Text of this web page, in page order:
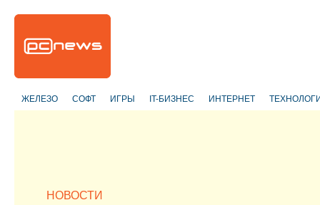
ЖЕЛЕЗО СОФТ ИГРЫ IT-БИЗНЕС ИНТЕРНЕТ
НОВОСТИ